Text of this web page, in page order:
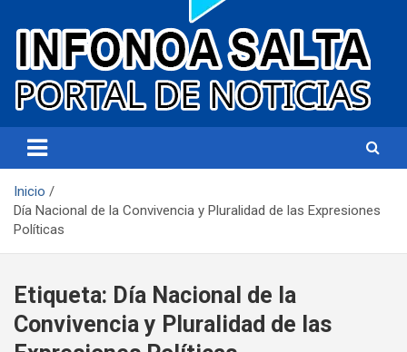
Infonoa Salta
Inicio
Día Nacional de la Convivencia y Pluralidad de las Expresiones
Políticas
Etiqueta: Día Nacional de la
Convivencia y Pluralidad de las